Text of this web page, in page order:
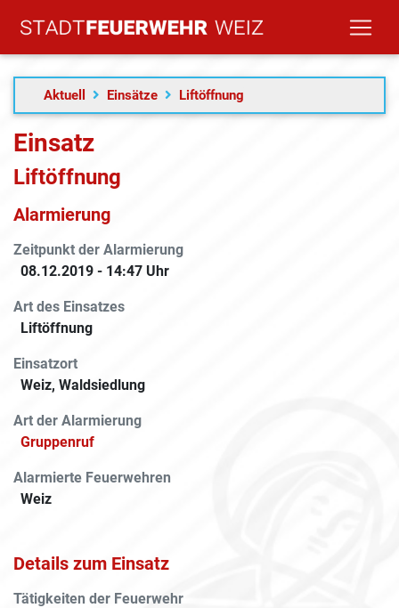
Aktuell Einsätze Liftöffnung
Einsatz
Liftöffnung
Alarmierung
Zeitpunkt der Alarmierung
08.12.2019 - 14:47 Uhr
Art des Einsatzes
Liftöffnung
Einsatzort
Weiz, Waldsiedlung
Art der Alarmierung
Gruppenruf
Alarmierte Feuerwehren
Weiz
Details zum Einsatz
Tätigkeiten der Feuerwehr